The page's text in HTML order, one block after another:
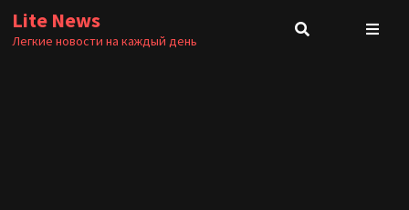
Перейти
Lite News
Легкие новости на каждый день